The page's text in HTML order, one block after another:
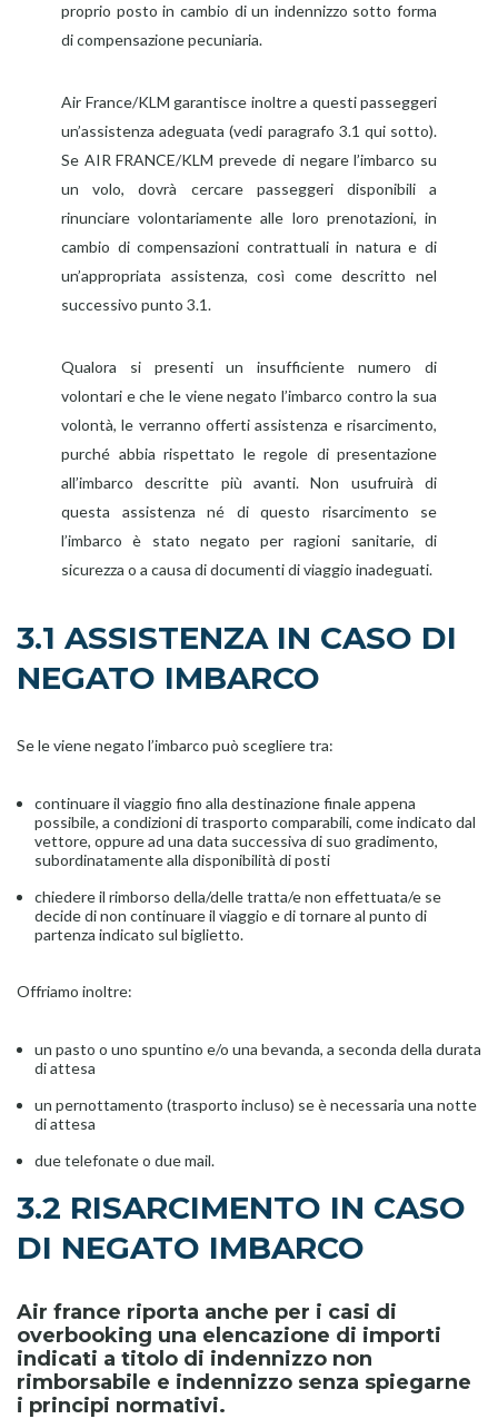
proprio posto in cambio di un indennizzo sotto forma
di compensazione pecuniaria.
Air France/KLM garantisce inoltre a questi passeggeri
un’assistenza adeguata (vedi paragrafo 3.1 qui sotto).
Se AIR FRANCE/KLM prevede di negare l’imbarco su
un volo, dovrà cercare passeggeri disponibili a
rinunciare volontariamente alle loro prenotazioni, in
cambio di compensazioni contrattuali in natura e di
un’appropriata assistenza, così come descritto nel
successivo punto 3.1.
Qualora si presenti un insufficiente numero di
volontari e che le viene negato l’imbarco contro la sua
volontà, le verranno offerti assistenza e risarcimento,
purché abbia rispettato le regole di presentazione
all’imbarco descritte più avanti. Non usufruirà di
questa assistenza né di questo risarcimento se
l’imbarco è stato negato per ragioni sanitarie, di
sicurezza o a causa di documenti di viaggio inadeguati.
3.1 ASSISTENZA IN CASO DI
NEGATO IMBARCO
Se le viene negato l’imbarco può scegliere tra:
continuare il viaggio fino alla destinazione finale appena
possibile, a condizioni di trasporto comparabili, come indicato dal
vettore, oppure ad una data successiva di suo gradimento,
subordinatamente alla disponibilità di posti
chiedere il rimborso della/delle tratta/e non effettuata/e se
decide di non continuare il viaggio e di tornare al punto di
partenza indicato sul biglietto.
Offriamo inoltre:
un pasto o uno spuntino e/o una bevanda, a seconda della durata
di attesa
un pernottamento (trasporto incluso) se è necessaria una notte
di attesa
due telefonate o due mail.
3.2 RISARCIMENTO IN CASO
DI NEGATO IMBARCO
Air france riporta anche per i casi di
overbooking una elencazione di importi
indicati a titolo di indennizzo non
rimborsabile e indennizzo senza spiegarne
i principi normativi.